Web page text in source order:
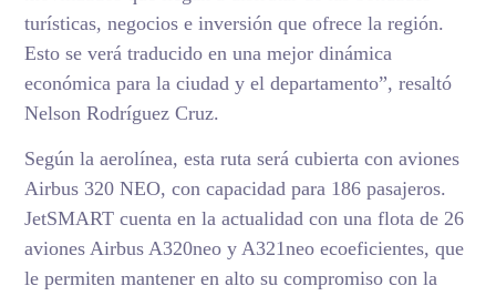
turísticas, negocios e inversión que ofrece la región.
Esto se verá traducido en una mejor dinámica
económica para la ciudad y el departamento”, resaltó
Nelson Rodríguez Cruz.
Según la aerolínea, esta ruta será cubierta con aviones
Airbus 320 NEO, con capacidad para 186 pasajeros.
JetSMART cuenta en la actualidad con una flota de 26
aviones Airbus A320neo y A321neo ecoeficientes, que
le permiten mantener en alto su compromiso con la